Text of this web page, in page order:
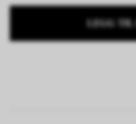
LEGG